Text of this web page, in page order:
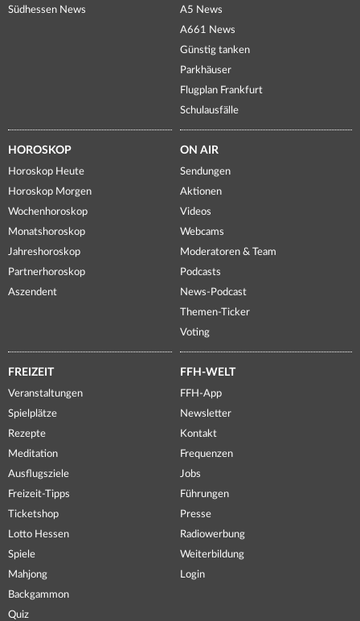
Südhessen News
A5 News
A661 News
Günstig tanken
Parkhäuser
Flugplan Frankfurt
Schulausfälle
HOROSKOP
Horoskop Heute
Horoskop Morgen
Wochenhoroskop
Monatshoroskop
Jahreshoroskop
Partnerhoroskop
Aszendent
ON AIR
Sendungen
Aktionen
Videos
Webcams
Moderatoren & Team
Podcasts
News-Podcast
Themen-Ticker
Voting
FREIZEIT
Veranstaltungen
Spielplätze
Rezepte
Meditation
Ausflugsziele
Freizeit-Tipps
Ticketshop
Lotto Hessen
Spiele
Mahjong
Backgammon
Quiz
FFH-WELT
FFH-App
Newsletter
Kontakt
Frequenzen
Jobs
Führungen
Presse
Radiowerbung
Weiterbildung
Login